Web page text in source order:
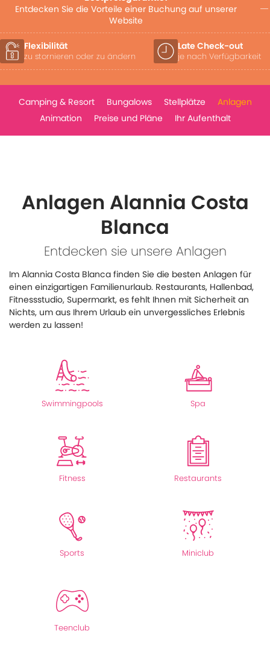
Entdecken Sie die Vorteile einer Buchung auf unserer
Website
Late Check-out
je nach Verfügbarkeit
Besondere Angebote
für Clubmitglieder
Camping & Resort Bungalows Stellplätze
Anlagen
Animation
Preise und Pläne Ihr Aufenthalt
Anlagen Alannia Costa
Blanca
Entdecken sie unsere Anlagen
Im Alannia Costa Blanca finden Sie die besten Anlagen für
einen einzigartigen Familienurlaub. Restaurants, Hallenbad,
Fitnessstudio, Supermarkt, es fehlt Ihnen mit Sicherheit an
Nichts, um aus Ihrem Urlaub ein unvergessliches Erlebnis
werden zu lassen!
Swimmingpools Spa
Fitness Restaurants
Sports Miniclub
Teenclub